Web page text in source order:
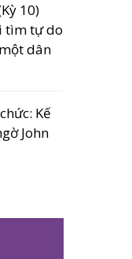
10)
tìm tự do
dân
Kế
John